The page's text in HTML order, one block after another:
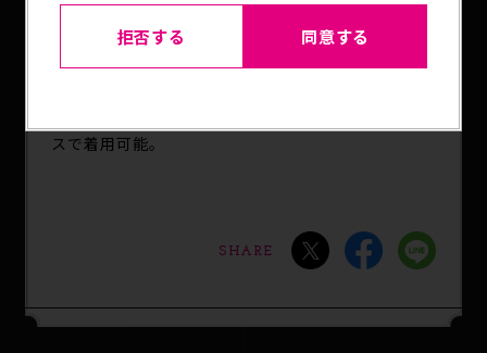
スタンダード。フロントパネルの内側に独自の芯を
配した、型崩れのしにくいクラシックなシルエット
が特徴です。ニューエラのスナップバックキャップ
スで着用可能。
SHARE
拒否する 同意する